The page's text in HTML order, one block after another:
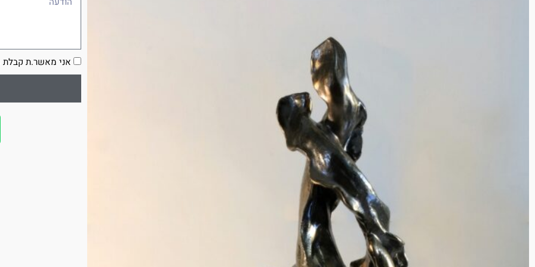
הסכמה
אני מאשר.ת קבלת